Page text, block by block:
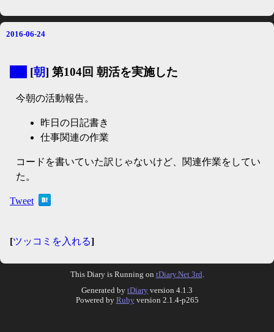
2016-06-24
[朝] 第104回 朝活を実施した
今朝の活動報告。
昨日の日記書き
仕事関連の作業
コードを書いていた訳じゃないけど、関連作業をしてい
た。
Tweet
[ツッコミを入れる]
This Diary is Running on tDiary.Net 3rd
Generated by tDiary version 4.1.3
Powered by Rubyversion 2.1.4-p265